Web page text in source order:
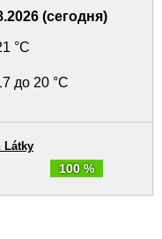
(сегодня)
°C
до 20 °C
100 %
Látky